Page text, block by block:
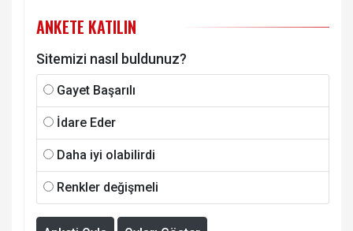
ANKETE KATILIN
Sitemizi nasıl buldunuz?
Gayet Başarılı
İdare Eder
Daha iyi olabilirdi
Renkler değişmeli